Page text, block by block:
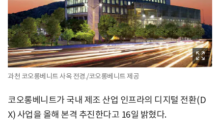
과천 코오롱베니트 사옥 전경./코오롱베니트 제공
코오롱베니트가 국내 제조 산업 인프라의 디지털 전환(D
X) 사업을 올해 본격 추진한다고 16일 밝혔다.